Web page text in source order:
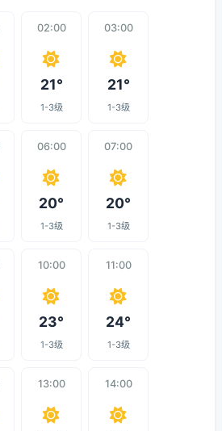
02:00
21°
1-3级
03:00
21°
1-3级
06:00
20°
1-3级
07:00
20°
1-3级
10:00
23°
1-3级
11:00
24°
1-3级
13:00 14:00